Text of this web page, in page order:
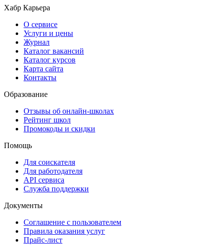
Хабр Карьера
О сервисе
Услуги и цены
Журнал
Каталог вакансий
Каталог курсов
Карта сайта
Контакты
Образование
Отзывы об онлайн-школах
Рейтинг школ
Промокоды и скидки
Помощь
Для соискателя
Для работодателя
API сервиса
Служба поддержки
Документы
Соглашение с пользователем
Правила оказания услуг
Прайс-лист